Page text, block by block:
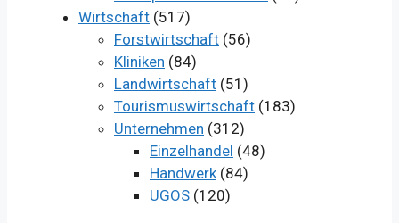
Wirtschaft (517)
Forstwirtschaft (56)
Kliniken (84)
Landwirtschaft (51)
Tourismuswirtschaft (183)
Unternehmen (312)
Einzelhandel (48)
Handwerk(84)
UGOS (120)